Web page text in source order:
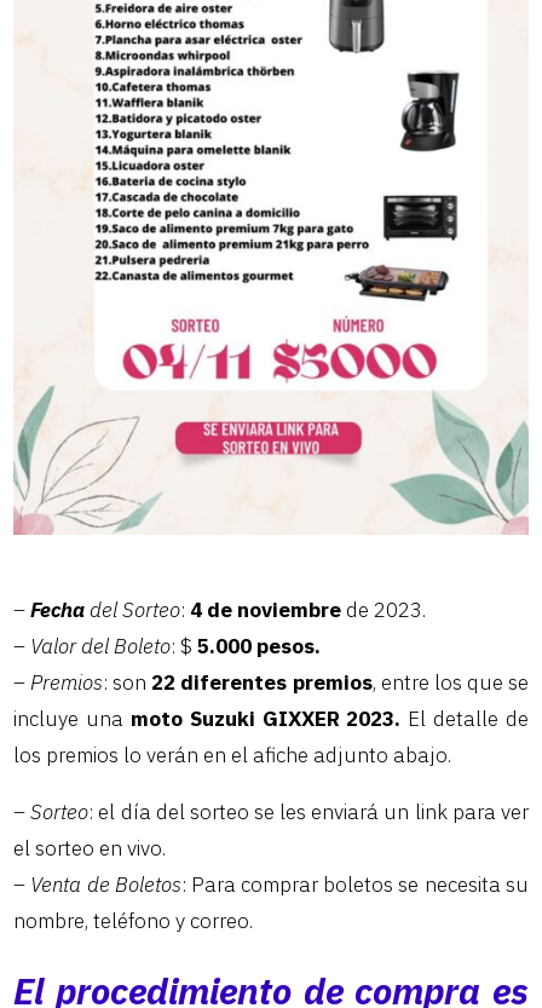
–Fecha del Sorteo: 4 de noviembre de 2023.
– Valor del Boleto: $5.000 pesos.
– Premios: son 22 diferentes premios, entre los que se
incluye una moto Suzuki GIXXER 2023. El detalle de
los premios lo verán en el afiche adjunto abajo.
– Sorteo: el día del sorteo se les enviará un link para ver
el sorteo en vivo.
– Venta de Boletos: Para comprar boletos se necesita su
nombre, teléfono y correo.
El procedimiento de compra es